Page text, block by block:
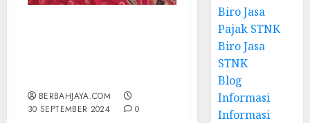
BERBAHJAYA.COM
30 SEPTEMBER 2024
0
Biro Jasa
Pajak STNK
Biro Jasa
STNK
Blog
Informasi
Informasi